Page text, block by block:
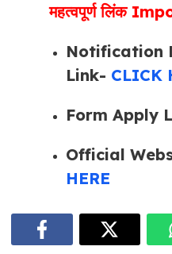
महत्वपूर्ण लिंक
Notification
Link- CLICK
Form Apply
Official
HERE